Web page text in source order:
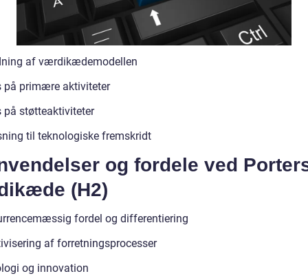
af værdikædemodellen
på primære aktiviteter
på støtteaktiviteter
til teknologiske fremskridt
og fordele ved
(H2)
fordel og differentiering
af forretningsprocesser
og innovation